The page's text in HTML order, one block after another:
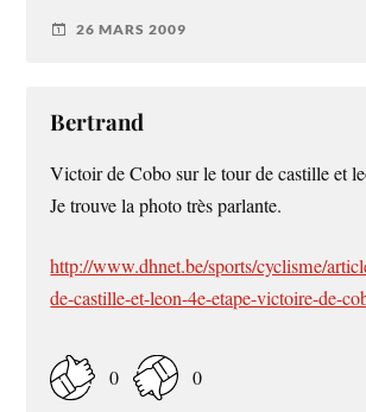
26 MARS 2009
Bertrand
Victoir de Cobo sur le tour de castille et
Je trouve la photo très parlante.
http://www.dhnet.be/sports/cyclisme/
de-castille-et-leon-4e-etape-victoire-de-
0 0